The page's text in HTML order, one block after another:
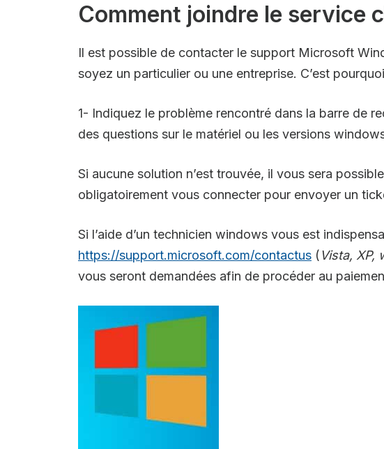
Comment joindre le service
Il est possible de contacter le support Microsoft
soyez un particulier ou une entreprise. C’est
1- Indiquez le problème rencontré dans la barre de
des questions sur le matériel ou les versions
Si aucune solution n’est trouvée, il vous sera
obligatoirement vous connecter pour envoyer un
Si l’aide d’un technicien windows vous est
https://support.microsoft.com/contactus (Vista, XP,
vous seront demandées afin de procéder au